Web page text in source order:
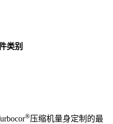
类别
®压缩机量身定制的最